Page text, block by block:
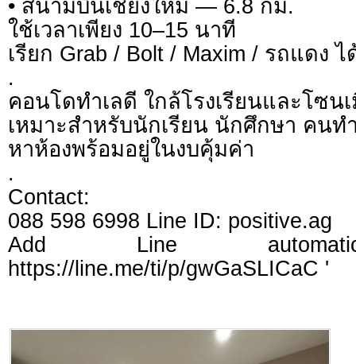
• สนามบินเชียงใหม่ — 6.8 กม.
ใช้เวลาเพียง 10–15 นาที
เรียก Grab / Bolt / Maxim / รถแดง
.
คอนโดทำเลดี ใกล้โรงเรียนและโซน
เหมาะสำหรับนักเรียน นักศึกษา คนท
หาห้องพร้อมอยู่ในงบคุ้มค่า
.
Contact:
088 598 6998 Line ID: positive.ag
Add Line
https://line.me/ti/p/gwGaSLICaC '